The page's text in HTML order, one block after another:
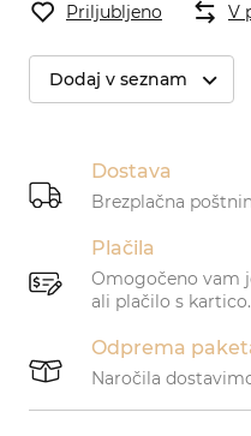
Priljubljeno V
Dodaj v seznam
Dostava
Brezplačna
Plačila
Omogočeno vam
ali plačilo s kartico.
Odprema
Naročila